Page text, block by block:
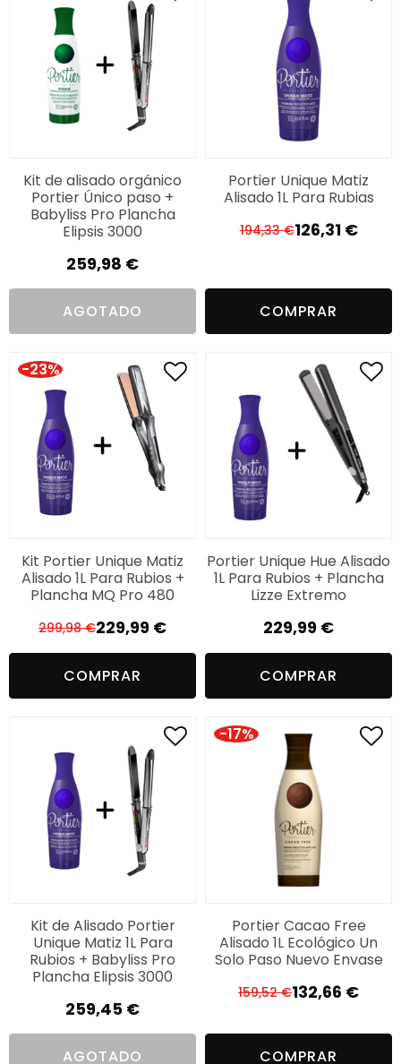
Kit de alisado orgánico
Portier Único paso +
Babyliss Pro Plancha
Elipsis 3000
259,98 €
AGOTADO
Portier Unique Matiz
Alisado 1L Para Rubias
194,33€El
era:
126,31 €
El
es:
COMPRAR
-23%
Kit Portier Unique Matiz
Alisado 1L Para Rubios +
Plancha MQ Pro 480
299,98€ El
precio
original
era:
299,98 €.
229,99 €
El
precio
actual
es:
229,99 €.
COMPRAR
Portier Unique Hue Alisado
1L Para Rubios + Plancha
Lizze Extremo
229,99 €
COMPRAR
Kit de Alisado Portier
Unique Matiz 1L Para
Rubios + Babyliss Pro
Plancha Elipsis 3000
259,45 €
AGOTADO
-17%
Portier Cacao Free
Alisado 1L Ecológico Un
Solo Paso Nuevo Envase
159,52€ El
132,66 €
El
COMPRAR